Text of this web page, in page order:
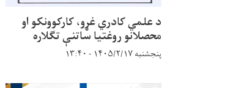
د علمي کادري غړو، کارکوونکو او
محصلانو روغتيا ساتنې تګلاره
پنجشنبه ۱۴۰۵/۲/۱۷ - ۱۳:۴۰